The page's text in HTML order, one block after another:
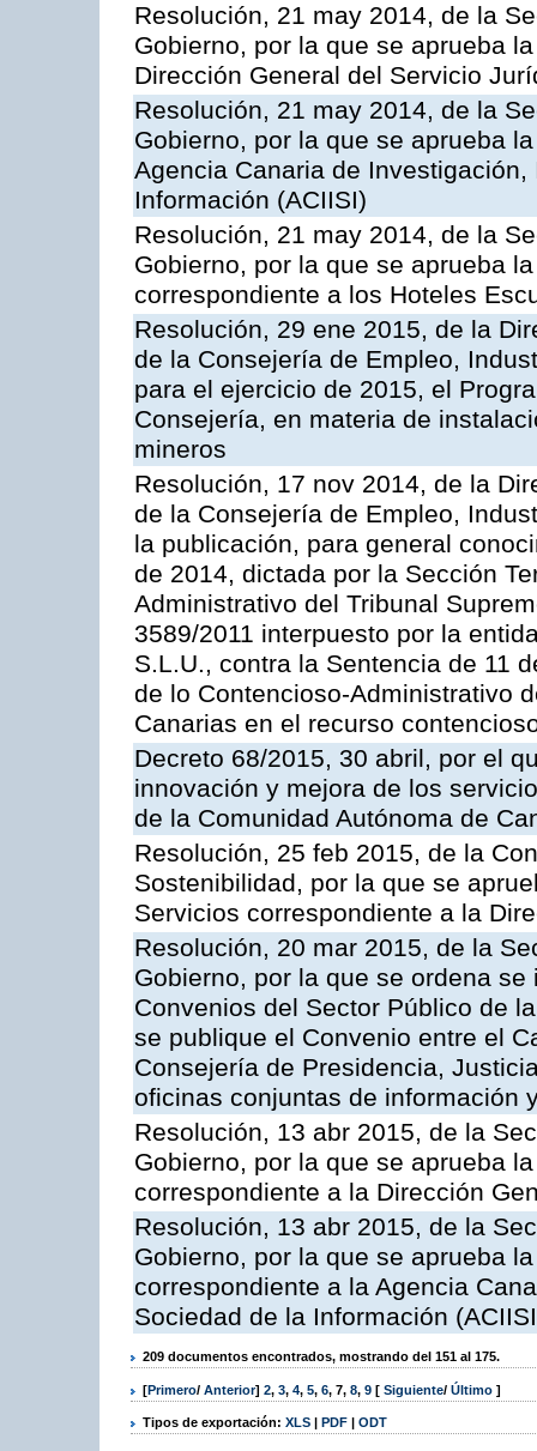
Resolución, 21 may 2014, de la
Gobierno, por la que se aprueba
Dirección General del Servicio
Resolución, 21 may 2014, de la
Gobierno, por la que se aprueba
Agencia Canaria de
Información (ACIISI)
Resolución, 21 may 2014, de la
Gobierno, por la que se aprueba
correspondiente a los Hoteles
Resolución, 29 ene 2015, de la
de la Consejería de Empleo,
para el ejercicio de 2015, el
Consejería, en materia de
mineros
Resolución, 17 nov 2014, de la
de la Consejería de Empleo,
la publicación, para general
de 2014, dictada por la Sección
Administrativo del Tribunal
3589/2011 interpuesto por la
S.L.U., contra la Sentencia de 11
de lo Contencioso-Administrativo
Canarias en el recurso
Decreto 68/2015, 30 abril, por el
innovación y mejora de los
de la Comunidad Autónoma de
Resolución, 25 feb 2015, de la
Sostenibilidad, por la que se
Servicios correspondiente a la
Resolución, 20 mar 2015, de la
Gobierno, por la que se ordena
Convenios del Sector Público de
se publique el Convenio entre el
Consejería de Presidencia,
oficinas conjuntas de información
Resolución, 13 abr 2015, de la
Gobierno, por la que se aprueba
correspondiente a la Dirección
Resolución, 13 abr 2015, de la
Gobierno, por la que se aprueba
correspondiente a la Agencia
Sociedad de la Información
209 documentos encontrados, mostrando del 151 al 175.
[Primero/ Anterior] 2, 3, 4, 5, 6, 7, 8, 9 [ Siguiente/ Último ]
Tipos de exportación: XLS | PDF | ODT